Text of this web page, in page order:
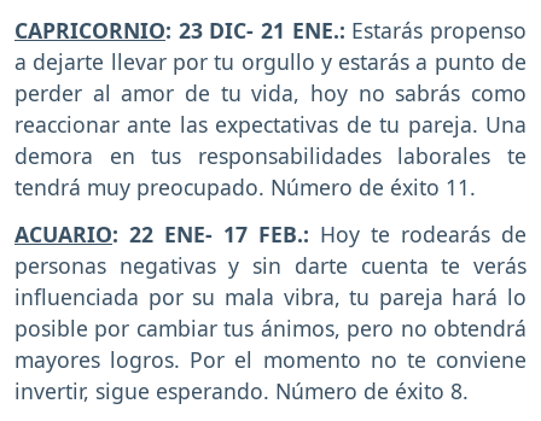
CAPRICORNIO: 23 DIC- 21 ENE.: Estarás propenso
a dejarte llevar por tu orgullo y estarás a punto de
perder al amor de tu vida, hoy no sabrás como
reaccionar ante las expectativas de tu pareja. Una
demora en tus responsabilidades laborales te
tendrá muy preocupado. Número de éxito 11.
ACUARIO: 22 ENE- 17 FEB.: Hoy te rodearás de
personas negativas y sin darte cuenta te verás
influenciada por su mala vibra, tu pareja hará lo
posible por cambiar tus ánimos, pero no obtendrá
mayores logros. Por el momento no te conviene
invertir, sigue esperando. Número de éxito 8.